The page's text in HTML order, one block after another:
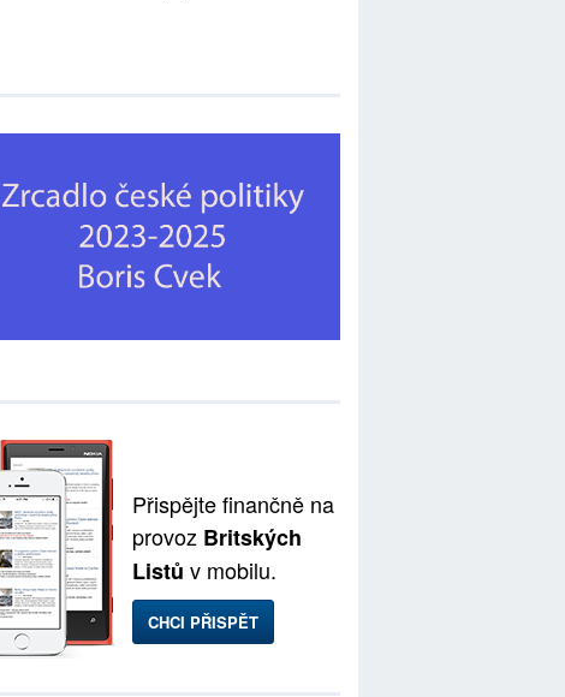
Přispějte finančně na
provoz Britských
Listů v mobilu.
CHCI PŘISPĚT